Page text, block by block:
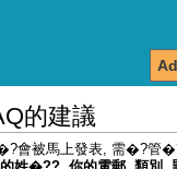
的建議
會被馬上發表, 需�?管